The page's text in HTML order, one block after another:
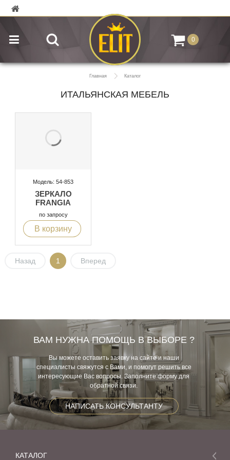
0
Главная Каталог
ИТАЛЬЯНСКАЯ МЕБЕЛЬ
Модель: 54-853
ЗЕРКАЛО
FRANGIA
по запросу
В корзину
Назад 1 Вперед
ВАМ НУЖНА ПОМОЩЬ В ВЫБОРЕ ?
Вы можете оставить заявку на сайте и наши
специалисты свяжутся с Вами, и помогут решить все
интересующие Вас вопросы. Заполните форму для
обратной связи.
НАПИСАТЬ КОНСУЛЬТАНТУ
КАТАЛОГ